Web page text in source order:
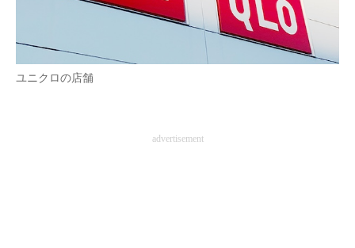
マーケ×ITの今がよく分かる
ユニクロの店舗
advertisement